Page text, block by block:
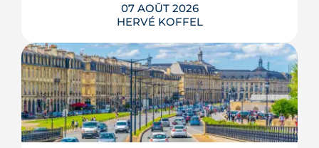
07 AOÛT 2026
HERVÉ KOFFEL
Entre la gare Saint-Jean et le fleuve, un
ancien secteur d'entrepôts et de chais
devient l'une des vitrines de Bordeaux